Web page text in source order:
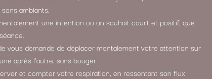
ambiants.
une intention ou un souhait court et positif, que
vous demande de déplacer mentalement votre attention sur
après l’autre, sans bouger.
et compter votre respiration, en ressentant son flux